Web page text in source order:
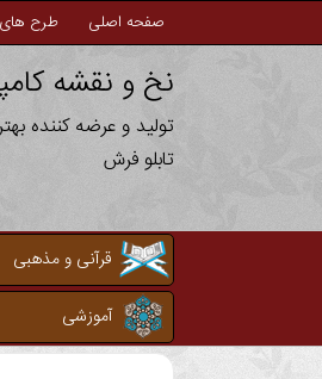
صفحه اصلی طرح
نخ و نقشه
تولید و عرضه کننده
تابلو فرش
قرآنی و مذهبی
آموزشی